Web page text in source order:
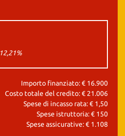
12,21%
Importo finanziato: € 16.900
Costo totale del credito: € 21.006
Spese di incasso rata: € 1,50
Spese istruttoria: € 150
Spese assicurative: € 1.108